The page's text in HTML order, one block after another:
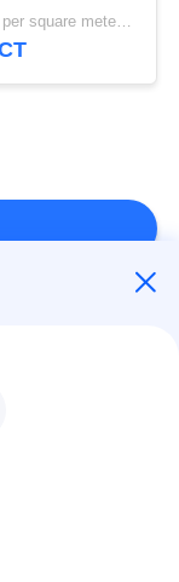
USD40~60 per square meter MOQ:1000 Vierkante Meter
van de